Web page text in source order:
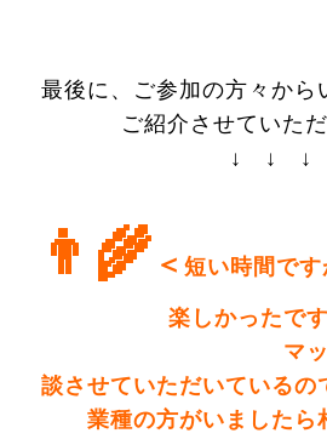
最後に、ご参加の方々から
ご紹介させていた
↓ ↓ ↓
👨‍🌾 ＜ 短い時間で
楽しかったです
マッチング
談させていただいているの
業種の方がいましたら